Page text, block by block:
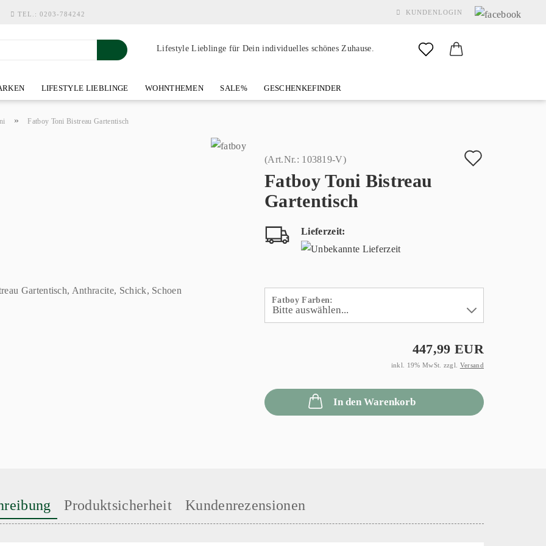
KUNDENLOGIN
Konto erstellen
TEL.: 0203-784242
Lifestyle Lieblinge für Dein individuelles schönes Zuhause.
LIFESTYLE LIEBLINGE WOHNTHEMEN SALE% GESCHENKEFINDER
» Fatboy Toni Bistreau Gartentisch
(Art.Nr.: 103819-V)
Fatboy Toni Bistreau
Gartentisch
Lieferzeit:
Fatboy Farben:
447,99 EUR
inkl. 19% MwSt. zzgl. Versand
In den Warenkorb
Produktsicherheit Kundenrezensionen